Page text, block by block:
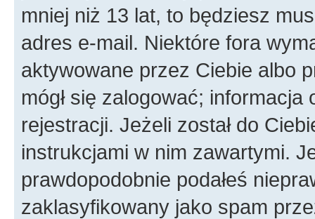
mniej niż 13 lat, to będziesz
adres e-mail. Niektóre fora
aktywowane przez Ciebie albo
mógł się zalogować;
rejestracji. Jeżeli został do
instrukcjami w nim zawartymi.
prawdopodobnie podałeś
zaklasyfikowany jako spam